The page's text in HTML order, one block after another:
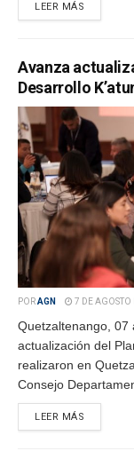
LEER MÁS
Avanza
Desarrollo
PORAGN 7 DE
Quetzaltenango, 07
actualización del
realizaron en
Consejo
LEER MÁS